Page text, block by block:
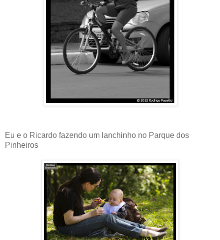
Eu e o Ricardo fazendo um lanchinho no Parque dos
Pinheiros